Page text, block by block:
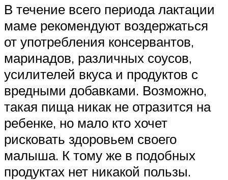
В течение всего периода лактации
маме рекомендуют воздержаться
от употребления консервантов,
маринадов, различных соусов,
усилителей вкуса и продуктов с
вредными добавками. Возможно,
такая пища никак не отразится на
ребенке, но мало кто хочет
рисковать здоровьем своего
малыша. К тому же в подобных
продуктах нет никакой пользы.